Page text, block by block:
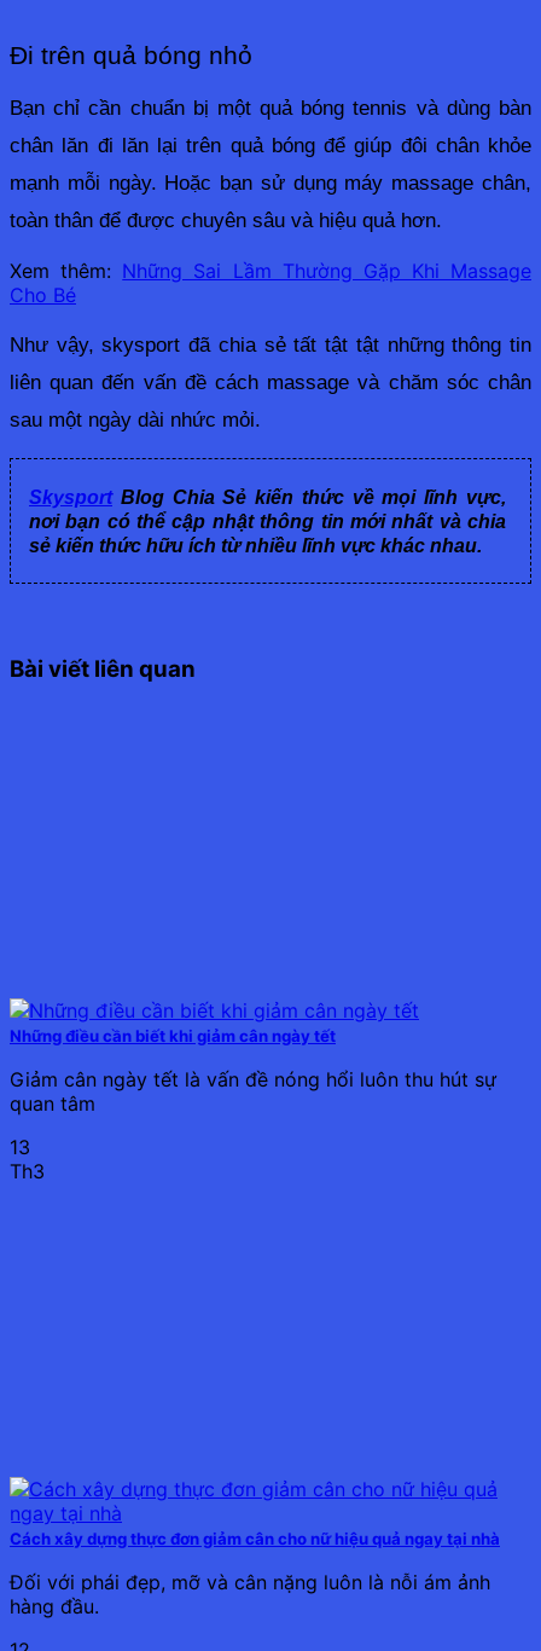
Đi trên quả bóng nhỏ
Bạn chỉ cần chuẩn bị một quả bóng tennis và dùng bàn
chân lăn đi lăn lại trên quả bóng để giúp đôi chân khỏe
mạnh mỗi ngày. Hoặc bạn sử dụng máy massage chân,
toàn thân để được chuyên sâu và hiệu quả hơn.
Xem thêm: Những Sai Lầm Thường Gặp Khi Massage
Cho Bé
Như vậy, skysport đã chia sẻ tất tật tật những thông tin
liên quan đến vấn đề cách massage và chăm sóc chân
sau một ngày dài nhức mỏi.
SkysportBlog Chia Sẻ kiến thức về mọi lĩnh vực,
nơi bạn có thể cập nhật thông tin mới nhất và chia
sẻ kiến thức hữu ích từ nhiều lĩnh vực khác nhau.
Bài viết liên quan
Những điều cần biết khi giảm cân ngày tết
Giảm cân ngày tết là vấn đề nóng hổi luôn thu hút sự
quan tâm
13
Th3
Cách xây dựng thực đơn giảm cân cho nữ hiệu quả ngay tại nhà
Đối với phái đẹp, mỡ và cân nặng luôn là nỗi ám ảnh
hàng đầu.